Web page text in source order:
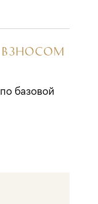
ВЗНОСОМ
базовой